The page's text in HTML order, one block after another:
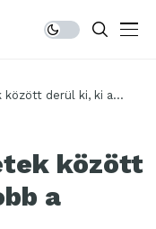
között derül ki, ki a
között
a